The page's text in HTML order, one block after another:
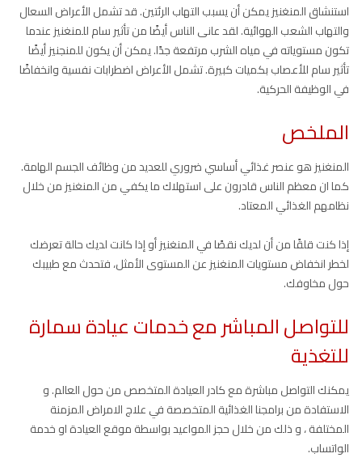
استنشاق المنغنيز يمكن أن يسبب التهاب الرئتين. قد تشمل الأعراض السعال
والتهاب الشعب الهوائية. لقد عانى الناس أيضًا من تأثير سام للمنغنيز عندما
تكون مستوياته في مياه الشرب مرتفعة جدًا. يمكن أن يكون للمنجنيز أيضًا
تأثير سام للأعصاب بكميات كبيرة. تشمل الأعراض اضطرابات نفسية وانخفاضًا
في الوظيفة الحركية.
الملخص
المنغنيز هو عنصر غذائي أساسي ضروري للعديد من وظائف الجسم الهامة.
كما ان معظم الناس قادرون على استهلاك ما يكفي من المنغنيز من خلال
نظامهم الغذائي المعتاد.
إذا كنت قلقًا من أن لديك نقصًا في المنغنيز أو إذا كانت لديك حالة تعرضك
لخطر انخفاض مستويات المنغنيز عن المستوى الأمثل، فتحدث مع طبيبك
حول مخاوفك.
للتواصل المباشر مع خدمات عيادة سمارة
للتغذية
يمكنك التواصل مباشرة مع كادر العيادة المتخصص من حول العالم. و
الاستفادة من برامجنا الغذائية المتخصصة في علاج الامراض المزمنة
المختلفة ، و ذلك من خلال حجز المواعيد بواسطة موقع العيادة او خدمة
الواتساب.